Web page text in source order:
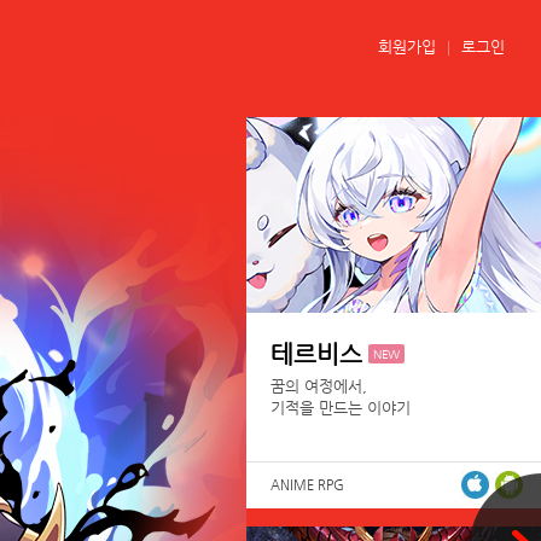
회원가입 로그인
테르비스 NEW
꿈의 여정에서,
기적을 만드는 이야기
ANIME RPG